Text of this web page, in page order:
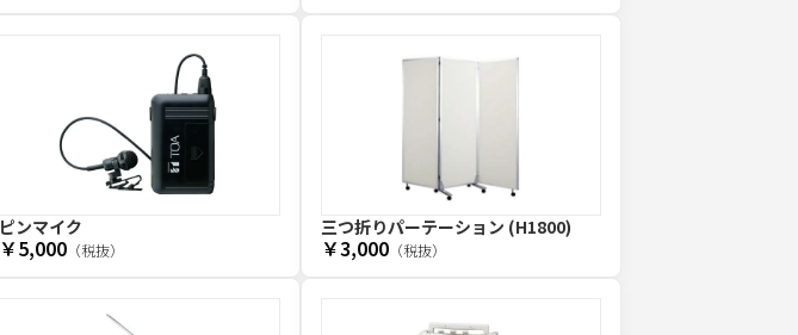
ピンマイク
￥5,000 （税抜）
三つ折りパーテーション (H1800)
￥3,000（税抜）